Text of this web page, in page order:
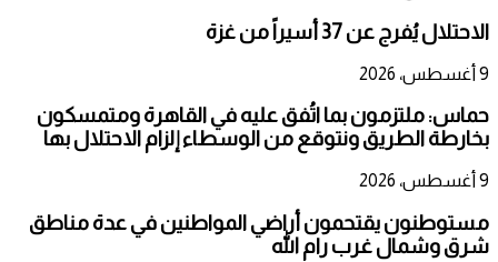
الاحتلال يُفرج عن 37 أسيراً من غزة
9 أغسطس، 2026
حماس: ملتزمون بما اتُفق عليه في القاهرة ومتمسكون
بخارطة الطريق ونتوقع من الوسطاء إلزام الاحتلال بها
9 أغسطس، 2026
مستوطنون يقتحمون أراضي المواطنين في عدة مناطق
شرق وشمال غرب رام الله